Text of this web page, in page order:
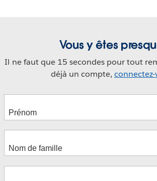
Vous y êtes
Il ne faut que 15 secondes pour tout
déjà un compte,